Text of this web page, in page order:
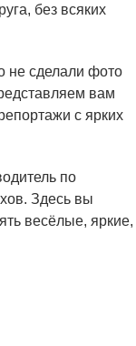
без всяких
не сделали фото
вам
с ярких
по
Здесь вы
весёлые, яркие,